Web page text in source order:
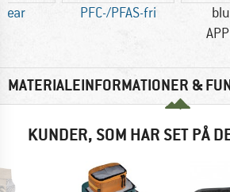
PFC-/PFAS-fri
MATERIALEINFORMATIONER &
KUNDER, SOM HAR SET PÅ